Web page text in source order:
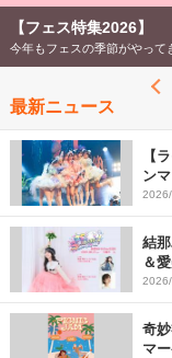
【フェス特集2026】
今年もフェスの季節がやって
最新ニュース
【
ン
＞
結
＆
奇
マ